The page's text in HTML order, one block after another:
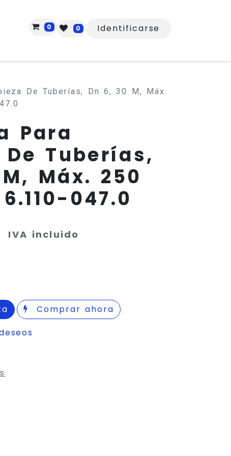
0 0 Identificarse
De Tuberías, Dn 6, 30 M, Máx.
Para
Tuberías,
Máx. 250
047.0
IVA incluido
Comprar ahora